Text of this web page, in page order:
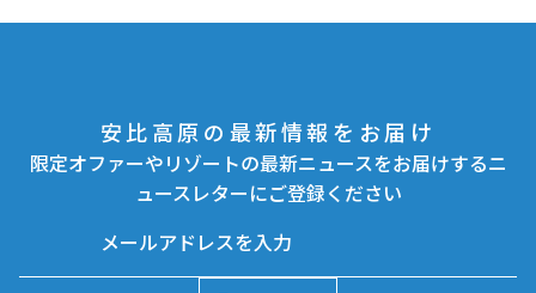
安比高原の最新情報をお届け
限定オファーやリゾートの最新ニュースをお届けするニ
ュースレターにご登録ください